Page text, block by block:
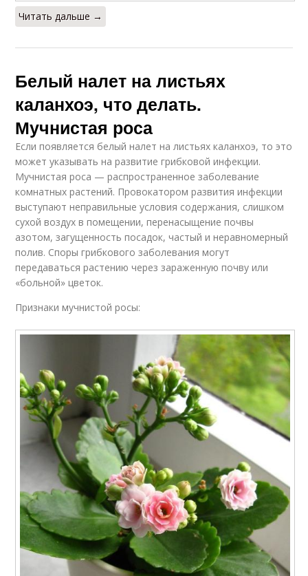
Читать дальше →
Белый налет на листьях
каланхоэ, что делать.
Мучнистая роса
Если появляется белый налет на листьях каланхоэ, то это
может указывать на развитие грибковой инфекции.
Мучнистая роса — распространенное заболевание
комнатных растений. Провокатором развития инфекции
выступают неправильные условия содержания, слишком
сухой воздух в помещении, перенасыщение почвы
азотом, загущенность посадок, частый и неравномерный
полив. Споры грибкового заболевания могут
передаваться растению через зараженную почву или
«больной» цветок.
Признаки мучнистой росы: